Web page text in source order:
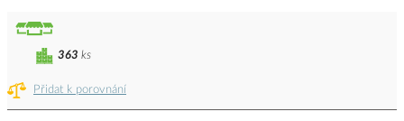
Přidat k porovnání
363 ks